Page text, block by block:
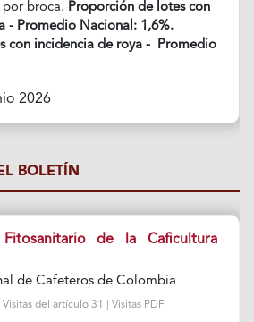
broca. Proporción de lotes con
- Promedio Nacional: 1,6%.
con incidencia de roya - Promedio
2026
BOLETÍN
de la Caficultura
de Cafeteros de Colombia
del artículo 31 | Visitas PDF